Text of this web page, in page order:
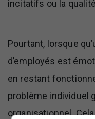
incitatifs ou la
Pourtant, lorsque
d’employés est
en restant
problème individuel
organisationnel.